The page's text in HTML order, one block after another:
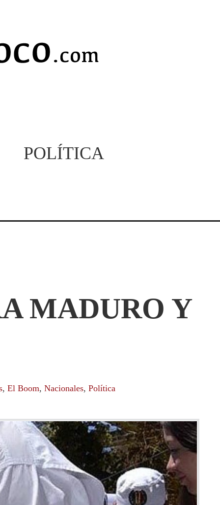
POLÍTICA
MADURO Y
, El Boom, Nacionales, Política